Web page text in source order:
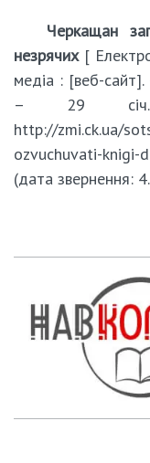
Черкащан
незрячих[
медіа : [веб-
– 29 січ.
http://zmi.ck.ua/
ozvuchuvati-knigi-
(дата звернення: